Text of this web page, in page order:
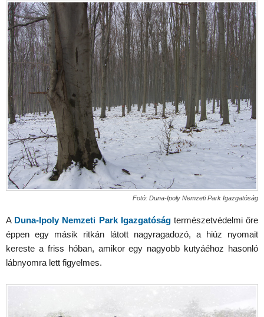
Fotó: Duna-Ipoly Nemzeti Park Igazgatóság
A Duna-Ipoly Nemzeti Park Igazgatóságtermészetvédelmi őre
éppen egy másik ritkán látott nagyragadozó, a hiúz nyomait
kereste a friss hóban, amikor egy nagyobb kutyáéhoz hasonló
lábnyomra lett figyelmes.